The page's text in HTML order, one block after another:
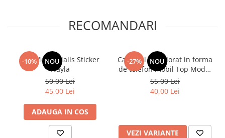
RECOMANDARI
-10% NOU
TOPModel Nails Sticker
Nayla
50,00 Lei
45,00 Lei
ADAUGA IN COS
-27% NOU
Carnetel de colorat in forma
de telefon mobil Top Model
cu muzica 13.8x7 cm
Depesche 12903
55,00 Lei
40,00 Lei
VEZI VARIANTE